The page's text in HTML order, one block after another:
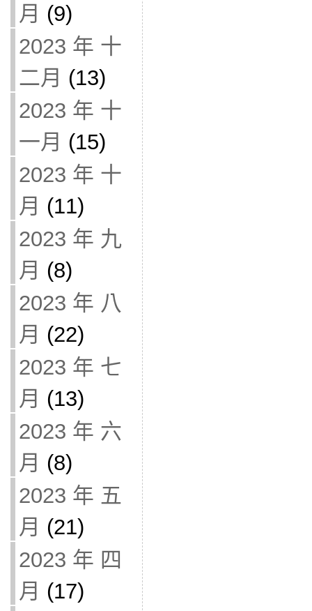
月 (9)
2023 年 十
二月 (13)
2023 年 十
一月 (15)
2023 年 十
月 (11)
2023 年 九
月 (8)
2023 年 八
月 (22)
2023 年 七
月 (13)
2023 年 六
月 (8)
2023 年 五
月 (21)
2023 年 四
月 (17)